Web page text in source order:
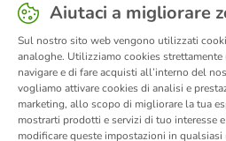
Chi siamo Carriera
Informazioni
Vai all'Atto sui servizi digitali.
Condizioni Generali
Modulo tipo di
Disposizioni ambientali & smaltimento
Aiutaci a migliorare
Sul nostro sito web vengono utilizzati
analoghe. Utilizziamo cookies
navigare e di fare acquisti all’interno del
vogliamo attivare cookies di analisi e
marketing, allo scopo di migliorare la tua
mostrarti prodotti e servizi di tuo interesse
modificare queste impostazioni in